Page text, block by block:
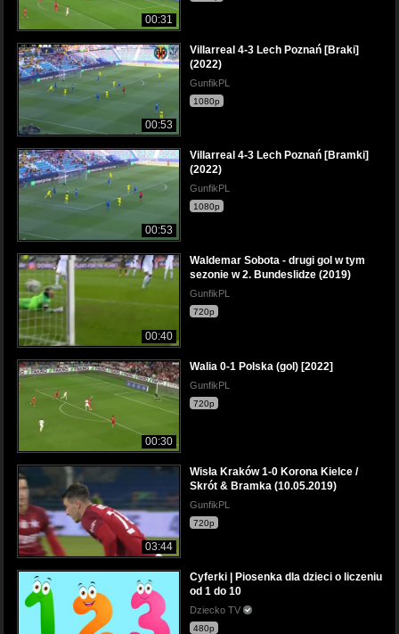
00:31
00:53
Villarreal 4-3 Lech Poznań [Braki]
(2022)
GunfikPL
1080p
00:53
Villarreal 4-3 Lech Poznań [Bramki]
(2022)
GunfikPL
1080p
00:40
Waldemar Sobota - drugi gol w tym
sezonie w 2. Bundeslidze (2019)
GunfikPL
720p
00:30
Walia 0-1 Polska (gol) [2022]
GunfikPL
720p
03:44
Wisła Kraków 1-0 Korona Kielce /
Skrót & Bramka (10.05.2019)
GunfikPL
720p
Cyferki | Piosenka dla dzieci o liczeniu
od 1 do 10
Dziecko TV
480p